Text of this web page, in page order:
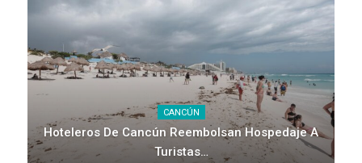
CANCÚN
Hoteleros De Cancún Reembolsan Hospedaje A
Turistas…